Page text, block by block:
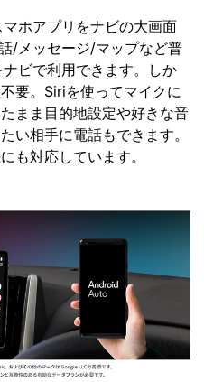
ホアプリをナビの大画面
/メッセージ/マップなど普
ビで利用できます。しか
要。Siriを使ってマイクに
まま目的地設定や好きな音
い相手に電話もできます。
も対応しています。